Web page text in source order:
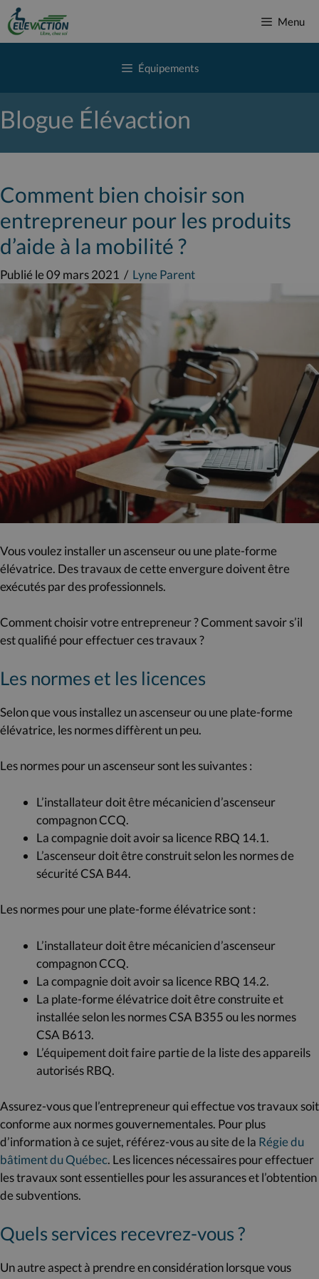
Aller
au
contenu
Menu
Équipements
Blogue Élévaction
Comment bien choisir son
entrepreneur pour les produits
d’aide à la mobilité ?
Publié le 09 mars 2021 / Lyne Parent
Vous voulez installer un ascenseur ou une plate-forme
élévatrice. Des travaux de cette envergure doivent être
exécutés par des professionnels.
Comment choisir votre entrepreneur ? Comment savoir s’il
est qualifié pour effectuer ces travaux ?
Les normes et les licences
Selon que vous installez un ascenseur ou une plate-forme
élévatrice, les normes diffèrent un peu.
Les normes pour un ascenseur sont les suivantes :
L’installateur doit être mécanicien d’ascenseur
compagnon CCQ.
La compagnie doit avoir sa licence RBQ 14.1.
L’ascenseur doit être construit selon les normes de
sécurité CSA B44.
Les normes pour une plate-forme élévatrice sont :
L’installateur doit être mécanicien d’ascenseur
compagnon CCQ.
La compagnie doit avoir sa licence RBQ 14.2.
La plate-forme élévatrice doit être construite et
installée selon les normes CSA B355 ou les normes
CSA B613.
L’équipement doit faire partie de la liste des appareils
autorisés RBQ.
Assurez-vous que l’entrepreneur qui effectue vos travaux soit
conforme aux normes gouvernementales. Pour plus
d’information à ce sujet, référez-vous au site de la Régie du
bâtiment du Québec. Les licences nécessaires pour effectuer
les travaux sont essentielles pour les assurances et l’obtention
de subventions.
Quels services recevrez-vous ?
Un autre aspect à prendre en considération lorsque vous